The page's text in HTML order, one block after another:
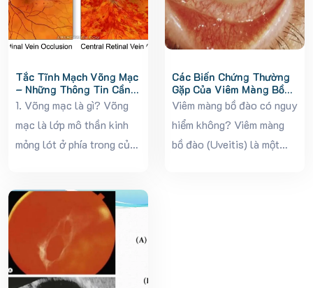
Tắc Tĩnh Mạch Võng Mạc
– Những Thông Tin Cần
Biết
1. Võng mạc là gì? Võng
mạc là lớp mô thần kinh
mỏng lót ở phía trong của
có chức năng tiếp nhận
ảnh và dẫn...
Các Biến Chứng Thường
Gặp Của Viêm Màng Bồ
Đào Và Cách Điều Trị
Hiệu Quả
Viêm màng bồ đào có nguy
hiểm không? Viêm màng
bồ đào (Uveitis) là một